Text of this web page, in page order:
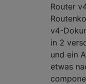
Router
v4-
in 2
und ein
etwas